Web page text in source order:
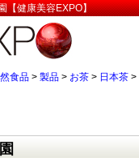
【健康美容EXPO】
食品 > 製品 > お茶 > 日本茶 >